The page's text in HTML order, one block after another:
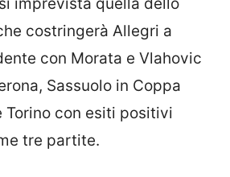
costringerà Allegri a
con Morata e Vlahovic
Sassuolo in Coppa
Torino con esiti positivi
tre partite.